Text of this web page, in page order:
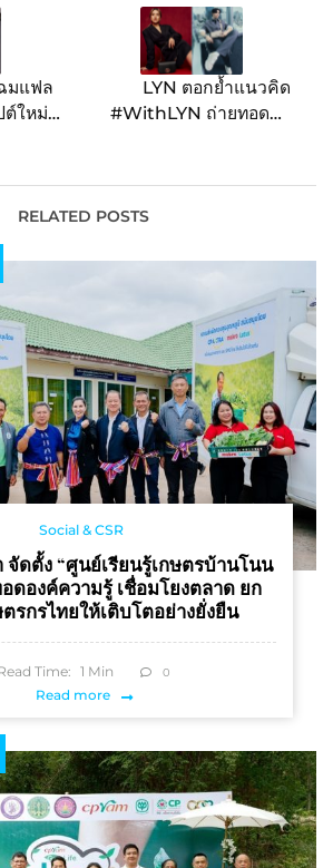
มแฟล
ต์ใหม่
LYN ตอกย้ำแนวคิด
#WithLYN ถ่ายทอดตัว
Ladiiprang” โดย ปราง-
กัญญ์ณรัณ” และ “Be
RELATED POSTS
Social & CSR
ดตั้ง “ศูนย์เรียนรู้เกษตรบ้านโนน
อดองค์ความรู้ เชื่อมโยงตลาด ยก
รกรไทยให้เติบโตอย่างยั่งยืน
Time: 1 Min 0
Read more